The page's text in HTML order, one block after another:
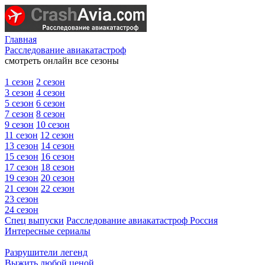
Главная
Расследование авиакатастроф
смотреть онлайн все сезоны
1 сезон 2 сезон
3 сезон 4 сезон
5 сезон 6 сезон
7 сезон 8 сезон
9 сезон 10 сезон
11 сезон 12 сезон
13 сезон 14 сезон
15 сезон 16 сезон
17 сезон 18 сезон
19 сезон 20 сезон
21 сезон 22 сезон
23 сезон
24 сезон
Спец выпуски Расследование авиакатастроф Россия
Интересные сериалы
Разрушители легенд
Выжить любой ценой